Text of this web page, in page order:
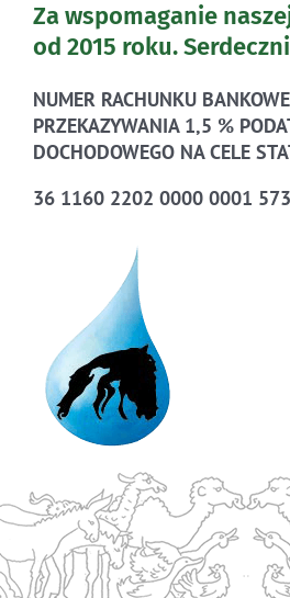
Za wspomaganie
od 2015 roku.
NUMER RACHUNKU
PRZEKAZYWANIA 1,5 %
DOCHODOWEGO NA CELE
36 1160 2202 0000 0001